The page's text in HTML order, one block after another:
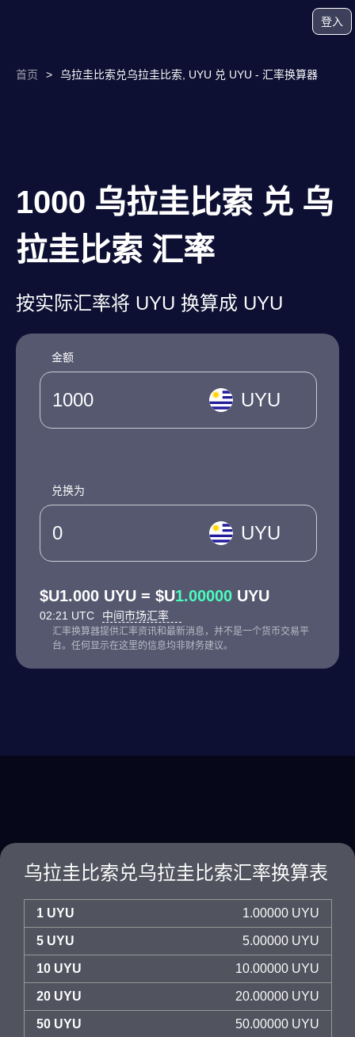
登入
首页 > 乌拉圭比索兑乌拉圭比索, UYU 兑 UYU - 汇率换算器
1000 乌拉圭比索 兑 乌
拉圭比索 汇率
按实际汇率将 UYU 换算成 UYU
金额
UYU
兑换为
UYU
$U1.000 UYU = $U1.00000 UYU
02:21 UTC 中间市场汇率
汇率换算器提供汇率资讯和最新消息，并不是一个货币交易平
台。任何显示在这里的信息均非财务建议。
乌拉圭比索兑乌拉圭比索汇率换算表
1 UYU 1.00000 UYU
5 UYU 5.00000 UYU
10 UYU 10.00000 UYU
20 UYU 20.00000 UYU
50 UYU 50.00000 UYU